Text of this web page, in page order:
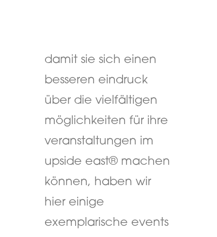
damit sie sich einen
besseren eindruck
über die vielfältigen
möglichkeiten für ihre
veranstaltungen im
upside east® machen
können, haben wir
hier einige
exemplarische events